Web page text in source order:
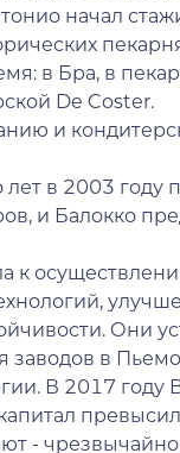
начал
в Бра, в
De Coster.
и
в 2003 году
и Балокко
к
Они
заводов в
В 2017 году
-